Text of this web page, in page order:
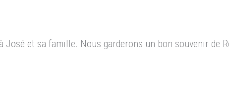
José et sa famille. Nous garderons un bon souvenir de